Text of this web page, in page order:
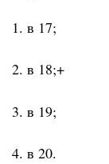
1. в 17;
2. в 18;+
3. в 19;
4. в 20.